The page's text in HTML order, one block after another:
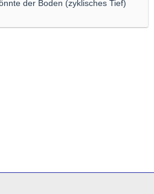
der Boden (zyklisches Tief)